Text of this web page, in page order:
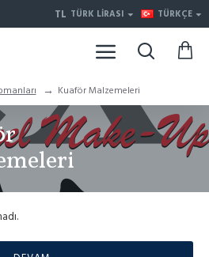
TL TÜRK LIRASI TÜRKÇE
Kuaför Malzemeleri